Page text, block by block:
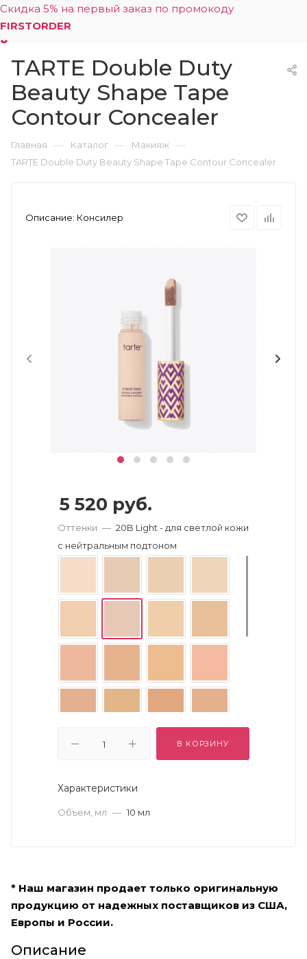
Скидка 5% на первый заказ по промокоду
FIRSTORDER
0
TARTE Double Duty
Beauty Shape Tape
Contour Concealer
Главная — Каталог — Макияж —
TARTE Double Duty Beauty Shape Tape Contour Concealer
Описание: Консилер
5 520 руб.
Оттенки — 20B Light - для светлой кожи
с нейтральным подтоном
В КОРЗИНУ
Характеристики
Объем, мл — 10 мл
* Наш магазин продает только оригинальную
продукцию от надежных поставщиков из США,
Европы и России.
Описание